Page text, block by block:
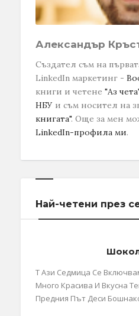
Александър
Създател съм на
LinkedIn маркетинг -
книги и четене "Аз чета"
НБУ и съм носител на
книгата". Още за мен
LinkedIn-профила ми.
Най-четени през
Т Ази Седмица Се
Много Красива И Вкусна
Предния Път Деси